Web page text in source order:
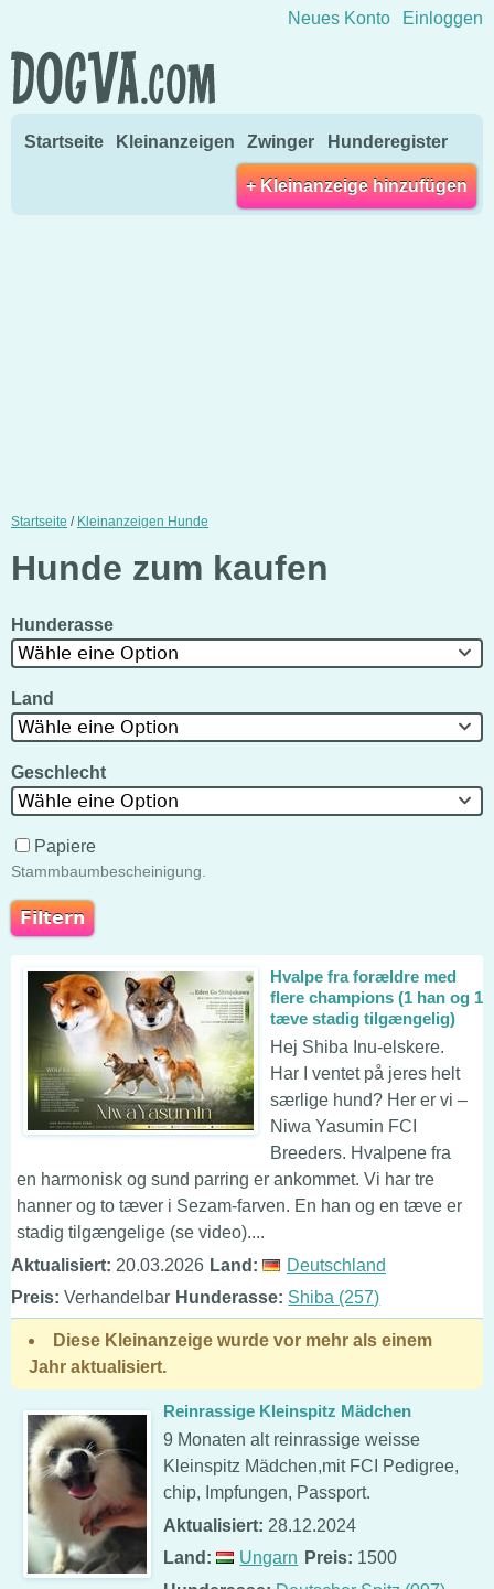
Direkt zum Inhalt wechseln
Neues Konto Einloggen
Startseite Kleinanzeigen Zwinger Hunderegister
+ Kleinanzeige hinzufügen
Startseite / Kleinanzeigen Hunde
Hunde zum kaufen
Hunderasse
Wähle eine Option
Land
Wähle eine Option
Geschlecht
Wähle eine Option
Papiere
Stammbaumbescheinigung.
Hvalpe fra forældre med
flere champions (1 han og 1
tæve stadig tilgængelig)
Hej Shiba Inu-elskere.
Har I ventet på jeres helt
særlige hund? Her er vi –
Niwa Yasumin FCI
Breeders. Hvalpene fra
en harmonisk og sund parring er ankommet. Vi har tre
hanner og to tæver i Sezam-farven. En han og en tæve er
stadig tilgængelige (se video)....
Aktualisiert: 20.03.2026 Land:
Deutschland
Preis: Verhandelbar Hunderasse: Shiba (257)
Diese Kleinanzeige wurde vor mehr als einem
Jahr aktualisiert.
Reinrassige Kleinspitz Mädchen
9 Monaten alt reinrassige weisse
Kleinspitz Mädchen,mit FCI Pedigree,
chip, Impfungen, Passport.
Aktualisiert: 28.12.2024
Land:
Ungarn Preis: 1500